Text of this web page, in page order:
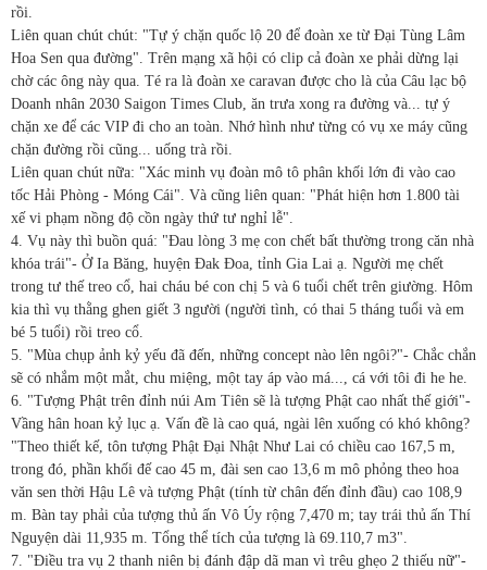
rồi.
Liên quan chút chút: "Tự ý chặn quốc lộ 20 để đoàn xe từ Đại Tùng Lâm
Hoa Sen qua đường". Trên mạng xã hội có clip cả đoàn xe phải dừng lại
chờ các ông này qua. Té ra là đoàn xe caravan được cho là của Câu lạc bộ
Doanh nhân 2030 Saigon Times Club, ăn trưa xong ra đường và... tự ý
chặn xe để các VIP đi cho an toàn. Nhớ hình như từng có vụ xe máy cũng
chặn đường rồi cũng... uống trà rồi.
Liên quan chút nữa: "Xác minh vụ đoàn mô tô phân khối lớn đi vào cao
tốc Hải Phòng - Móng Cái". Và cũng liên quan: "Phát hiện hơn 1.800 tài
xế vi phạm nồng độ cồn ngày thứ tư nghỉ lễ".
4. Vụ này thì buồn quá: "Đau lòng 3 mẹ con chết bất thường trong căn nhà
khóa trái"- Ở Ia Băng, huyện Đak Đoa, tỉnh Gia Lai ạ. Người mẹ chết
trong tư thế treo cổ, hai cháu bé con chị 5 và 6 tuổi chết trên giường. Hôm
kia thì vụ thằng ghen giết 3 người (người tình, có thai 5 tháng tuổi và em
bé 5 tuổi) rồi treo cổ.
5. "Mùa chụp ảnh kỷ yếu đã đến, những concept nào lên ngôi?"- Chắc chắn
sẽ có nhắm một mắt, chu miệng, một tay áp vào má..., cá với tôi đi he he.
6. "Tượng Phật trên đỉnh núi Am Tiên sẽ là tượng Phật cao nhất thế giới"-
Vầng hân hoan kỷ lục ạ. Vấn đề là cao quá, ngài lên xuống có khó không?
"Theo thiết kế, tôn tượng Phật Đại Nhật Như Lai có chiều cao 167,5 m,
trong đó, phần khối đế cao 45 m, đài sen cao 13,6 m mô phỏng theo hoa
văn sen thời Hậu Lê và tượng Phật (tính từ chân đến đỉnh đầu) cao 108,9
m. Bàn tay phải của tượng thủ ấn Vô Úy rộng 7,470 m; tay trái thủ ấn Thí
Nguyện dài 11,935 m. Tổng thể tích của tượng là 69.110,7 m3".
7. "Điều tra vụ 2 thanh niên bị đánh đập dã man vì trêu ghẹo 2 thiếu nữ"-